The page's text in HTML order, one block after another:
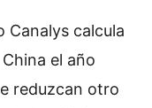
Canalys calcula
el año
reduzcan otro